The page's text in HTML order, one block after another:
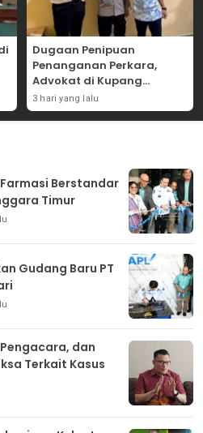
Dugaan Penipuan
Penanganan Perkara,
Advokat di Kupang
Dilaporkan ke Polda NTT
3 hari yang lalu
Berstandar
Timur
Gudang Baru PT
dan
Terkait Kasus